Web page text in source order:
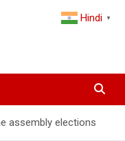
Breaking
Media
assembly elections
Hindi ▼